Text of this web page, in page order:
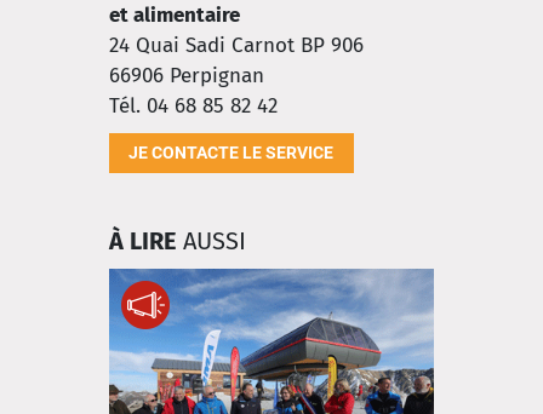
et alimentaire
24 Quai Sadi Carnot BP 906
66906 Perpignan
Tél. 04 68 85 82 42
JE CONTACTE LE SERVICE
À LIRE AUSSI